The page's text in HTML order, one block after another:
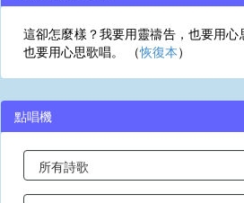
這卻怎麼樣？我要用靈禱告，也要用心
也要用心思歌唱。 （恢復本）
點唱機